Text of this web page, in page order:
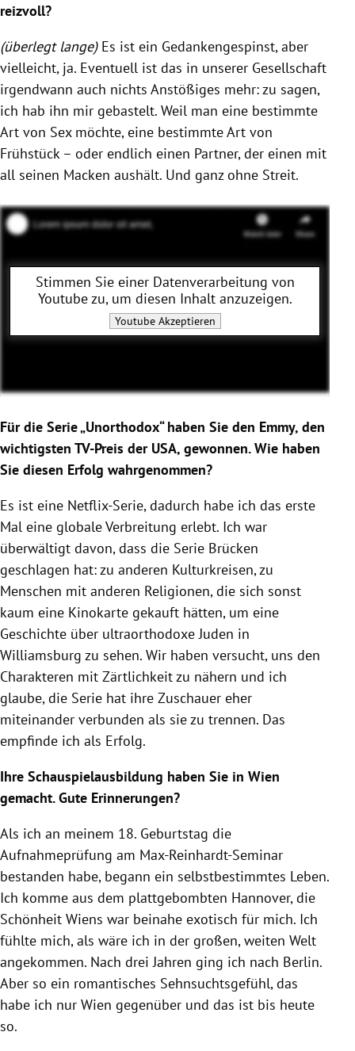
reizvoll?
(überlegt lange)Es ist ein Gedankengespinst, aber
vielleicht, ja. Eventuell ist das in unserer Gesellschaft
irgendwann auch nichts Anstößiges mehr: zu sagen,
ich hab ihn mir gebastelt. Weil man eine bestimmte
Art von Sex möchte, eine bestimmte Art von
Frühstück – oder endlich einen Partner, der einen mit
all seinen Macken aushält. Und ganz ohne Streit.
Stimmen Sie einer Datenverarbeitung von
Youtubezu, um diesen Inhalt anzuzeigen.
YoutubeAkzeptieren
Für die Serie „Unorthodox“ haben Sie den Emmy, den
wichtigsten TV-Preis der USA, gewonnen. Wie haben
Sie diesen Erfolg wahrgenommen?
Es ist eine Netflix-Serie, dadurch habe ich das erste
Mal eine globale Verbreitung erlebt. Ich war
überwältigt davon, dass die Serie Brücken
geschlagen hat: zu anderen Kulturkreisen, zu
Menschen mit anderen Religionen, die sich sonst
kaum eine Kinokarte gekauft hätten, um eine
Geschichte über ultraorthodoxe Juden in
Williamsburg zu sehen. Wir haben versucht, uns den
Charakteren mit Zärtlichkeit zu nähern und ich
glaube, die Serie hat ihre Zuschauer eher
miteinander verbunden als sie zu trennen. Das
empfinde ich als Erfolg.
Ihre Schauspielausbildung haben Sie in Wien
gemacht. Gute Erinnerungen?
Als ich an meinem 18. Geburtstag die
Aufnahmeprüfung am Max-Reinhardt-Seminar
bestanden habe, begann ein selbstbestimmtes Leben.
Ich komme aus dem plattgebombten Hannover, die
Schönheit Wiens war beinahe exotisch für mich. Ich
fühlte mich, als wäre ich in der großen, weiten Welt
angekommen. Nach drei Jahren ging ich nach Berlin.
Aber so ein romantisches Sehnsuchtsgefühl, das
habe ich nur Wien gegenüber und das ist bis heute
so.